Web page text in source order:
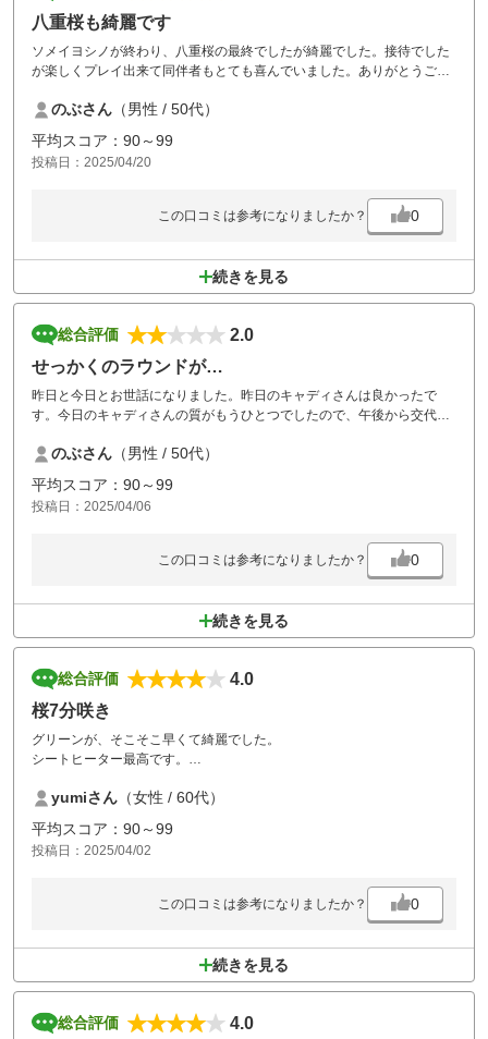
八重桜も綺麗です
ソメイヨシノが終わり、八重桜の最終でしたが綺麗でした。接待でした
が楽しくプレイ出来て同伴者もとても喜んでいました。ありがとうござ
のぶさん （男性 / 50代）
平均スコア：90～99
投稿日：2025/04/20
この口コミは参考になりましたか？ 0
続きを見る
総合評価
2.0
せっかくのラウンドが…
昨日と今日とお世話になりました。昨日のキャディさんは良かったで
す。今日のキャディさんの質がもうひとつでしたので、午後から交代し
かくの桜なので皆さんで写真撮りましょうか？の気遣いもなく急がすば
かりで午後からの方が余計に不愉快なラウンドでした。このゴルフ場が
好きで今月から6月にかけてあと3回予約してますが今までになく気が乗
りません。
のぶさん （男性 / 50代）
平均スコア：90～99
投稿日：2025/04/06
この口コミは参考になりましたか？ 0
続きを見る
総合評価
4.0
桜7分咲き
グリーンが、そこそこ早くて綺麗でした。
シートヒーター最高です。
考えてゴルフを楽しむ人向けで、楽しかったです。
食事の量も丁度良く、お風呂も良かった。
コンペをしていたようで、進行がもう少し
早ければ満点でした。
yumiさん （女性 / 60代）
平均スコア：90～99
投稿日：2025/04/02
この口コミは参考になりましたか？ 0
続きを見る
総合評価 4.0